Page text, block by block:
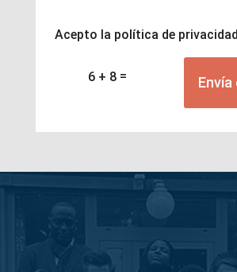
Acepto la política de privacidad
6 + 8 = Envía
Alternative: